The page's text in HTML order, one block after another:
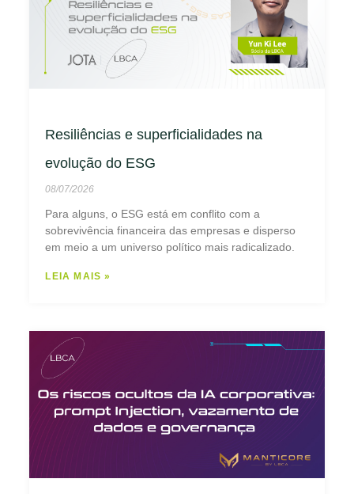
Resiliências e superficialidades na
evolução do ESG
08/07/2026
Para alguns, o ESG está em conflito com a
sobrevivência financeira das empresas e disperso
em meio a um universo político mais radicalizado.
LEIA MAIS »